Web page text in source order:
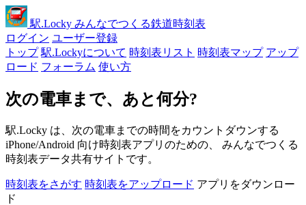
駅.Locky みんなでつくる鉄道時刻表
ログイン ユーザー登録
トップ 駅.Lockyについて 時刻表リスト 時刻表マップ アップ
ロード フォーラム 使い方
次の電車まで、あと何分?
駅.Locky は、次の電車までの時間をカウントダウンする
iPhone/Android 向け時刻表アプリのための、 みんなでつくる
時刻表データ共有サイトです。
時刻表をさがす 時刻表をアップロード アプリをダウンロー
ド